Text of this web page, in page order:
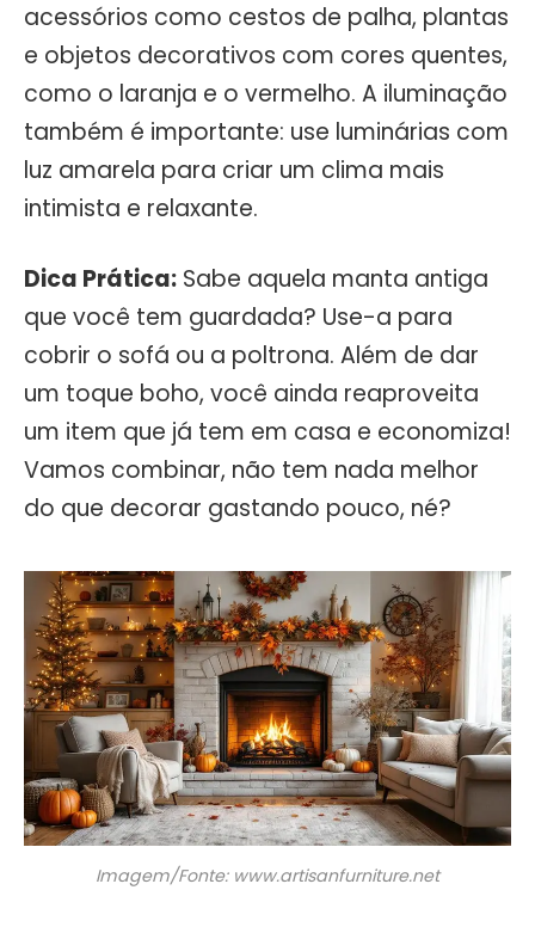
acessórios como cestos de palha, plantas
e objetos decorativos com cores quentes,
como o laranja e o vermelho. A iluminação
também é importante: use luminárias com
luz amarela para criar um clima mais
intimista e relaxante.
Dica Prática: Sabe aquela manta antiga
que você tem guardada? Use-a para
cobrir o sofá ou a poltrona. Além de dar
um toque boho, você ainda reaproveita
um item que já tem em casa e economiza!
Vamos combinar, não tem nada melhor
do que decorar gastando pouco, né?
Imagem/Fonte: www.artisanfurniture.net